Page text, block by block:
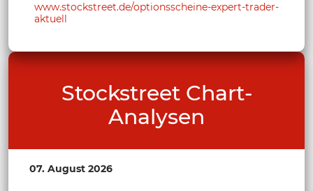
www.stockstreet.de/optionsscheine-expert-trader-
aktuell
Stockstreet Chart-
Analysen
07. August 2026